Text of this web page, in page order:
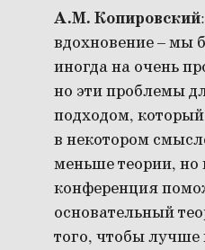
А.М. Копировский
вдохновение – мы
иногда на очень
но эти проблемы
подходом,
в некотором
меньше теории, но
конференция
основательный
того, чтобы лучше